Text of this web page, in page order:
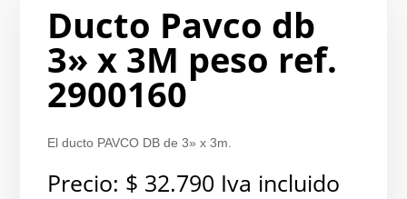
Ducto Pavco db
3» x 3M peso ref.
2900160
El ducto PAVCO DB de 3» x 3m.
Precio: $ 32.790 Iva incluido